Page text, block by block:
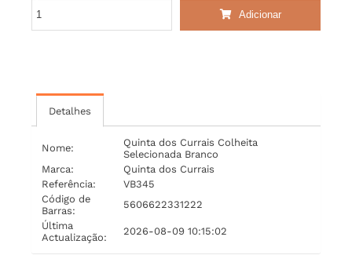
Adicionar
Detalhes
Nome:
Quinta dos Currais Colheita
Selecionada Branco
Marca:
Quinta dos Currais
Referência:
VB345
Código de
Barras:
5606622331222
Última
Actualização:
2026-08-09 10:15:02